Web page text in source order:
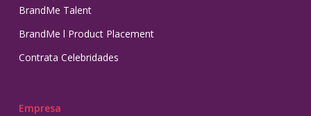
BrandMe Talent
BrandMe l Product Placement
Contrata Celebridades
Empresa